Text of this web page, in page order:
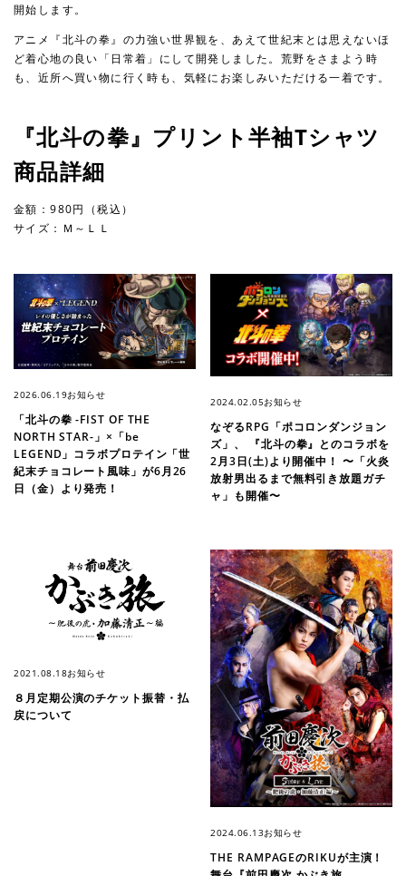
開始します。
アニメ『北斗の拳』の力強い世界観を、あえて世紀末とは思えないほ
ど着心地の良い「日常着」にして開発しました。荒野をさまよう時
も、近所へ買い物に行く時も、気軽にお楽しみいただける一着です。
『北斗の拳』プリント半袖Tシャツ
商品詳細
金額：980円（税込）
サイズ：Ｍ～ＬＬ
2026.06.19お知らせ
「北斗の拳 -FIST OF THE
NORTH STAR-」×「be
LEGEND」コラボプロテイン「世
紀末チョコレート風味」が6月26
日（金）より発売！
2024.02.05お知らせ
なぞるRPG「ポコロンダンジョン
ズ」、 『北斗の拳』とのコラボを
2月3日(土)より開催中！ 〜「火炎
放射男出るまで無料引き放題ガチ
ャ」も開催〜
2021.08.18お知らせ
８月定期公演のチケット振替・払
戻について
2024.06.13お知らせ
THE RAMPAGEのRIKUが主演！